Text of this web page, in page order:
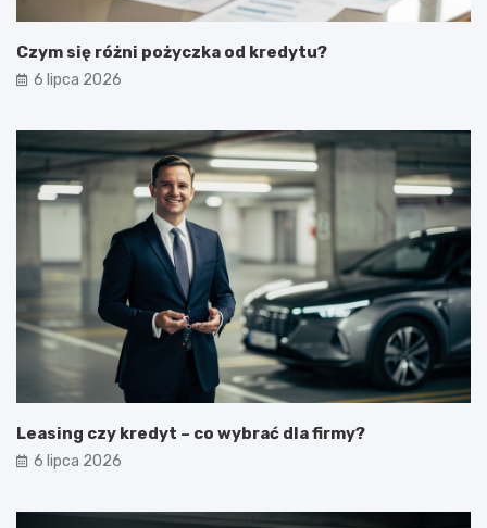
Czym się różni pożyczka od kredytu?
6 lipca 2026
Leasing czy kredyt – co wybrać dla firmy?
6 lipca 2026